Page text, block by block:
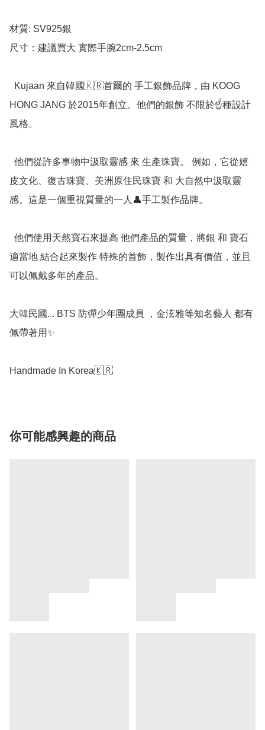
材質: SV925銀
尺寸：建議買大 實際手腕2cm-2.5cm
HONG JANG 於2015年創立。他們的銀飾 不限於☝️種設計
風格。
皮文化、復古珠寶、美洲原住民珠寶 和 大自然中汲取靈
感。這是一個重視質量的一人👤手工製作品牌。
適當地 結合起來製作 特殊的首飾，製作出具有價值，並且
可以佩戴多年的產品。
大韓民國... BTS 防彈少年團成員 ，金泫雅等知名藝人 都有
佩帶著用✨
你可能感興趣的商品